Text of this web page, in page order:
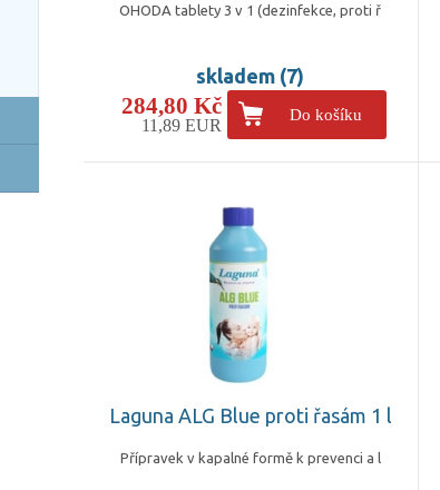
OHODA tablety 3 v 1 (dezinfekce, proti ř
skladem (7)
284,80 Kč
11,89 EUR
Do košíku
Laguna ALG Blue proti řasám 1 l
Přípravek v kapalné formě k prevenci a l